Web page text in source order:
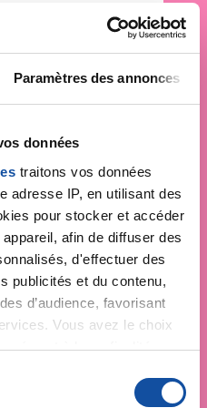
Paramètres des annonces
données
traitons vos données
adresse IP, en utilisant des
pour stocker et accéder
afin de diffuser des
d'effectuer des
publicités et du contenu,
d’audience, favorisant
Vous avez le choix
et à leurs finalités.
relative aux